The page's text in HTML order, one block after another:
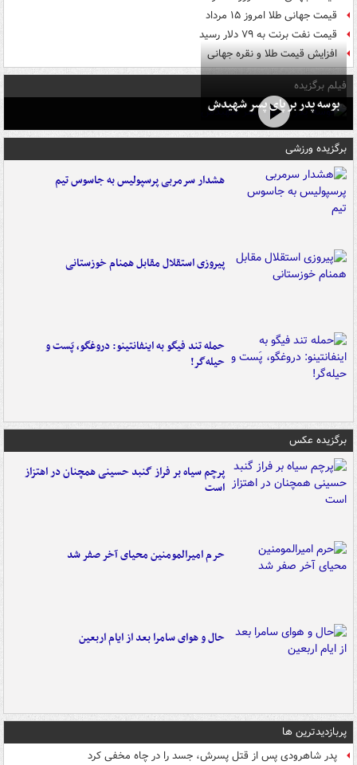
قیمت جهانی طلا امروز ۱۵ مرداد
قیمت نفت برنت به ۷۹ دلار رسید
افزایش قیمت طلا و نقره جهانی
فیلم برگزیده
بوسه‌ پدر بر پای پسر شهیدش
برگزیده ورزشی
هشدار سرمربی پرسپولیس به جاسوس تیم
پیروزی استقلال مقابل همنام خوزستانی
حمله تند فیگو به اینفانتینو: دروغگو، پَست‌ و
حیله‌گر!
برگزیده عکس
پرچم سیاه بر فراز گنبد حسینی همچنان در اهتزاز
است
حرم امیرالمومنین محیای آخر صفر شد
حال و هوای سامرا بعد از ایام اربعین
پربازدیدترین ها
پدر شاهرودی پس از قتل پسرش، جسد را در چاه مخفی کرد